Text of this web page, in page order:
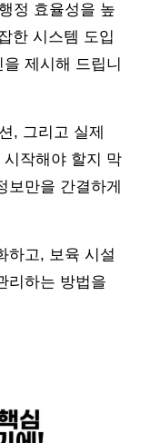
정 효율성을 높
한 시스템 도입
제시해 드립니
, 그리고 실제
작해야 할지 막
보만을 간결하게
하고, 보육 시설
리하는 방법을